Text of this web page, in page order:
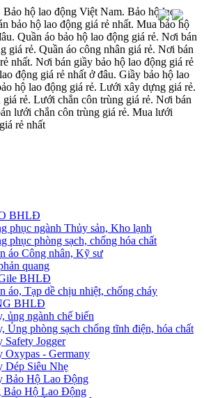
Bảo hộ lao động Việt Nam. Bảo hộ lao
bảo hộ lao động giá rẻ nhất. Mua bảo hộ
Quần áo bảo hộ lao động giá rẻ. Nơi bán
giá rẻ. Quần áo công nhân giá rẻ. Nơi bán
nhất. Nơi bán giầy bảo hộ lao động giá rẻ
động giá rẻ nhất ở đâu. Giầy bảo hộ lao
hộ lao động giá rẻ. Lưới xây dựng giá rẻ.
rẻ. Lưới chắn côn trùng giá rẻ. Nơi bán
lưới chắn côn trùng giá rẻ. Mua lưới
rẻ nhất
BHLĐ
phục ngành Thủy sản, Kho lạnh
phục phòng sạch, chống hóa chất
áo Công nhân, Kỹ sư
quang
BHLĐ
áo, Tạp dề chịu nhiệt, chống cháy
BHLĐ
ủng ngành chế biến
Ủng phòng sạch chống tĩnh điện, hóa chất
Safety Jogger
Oxypas - Germany
Dép Siêu Nhẹ
Bảo Hộ Lao Động
Bảo Hộ Lao Động